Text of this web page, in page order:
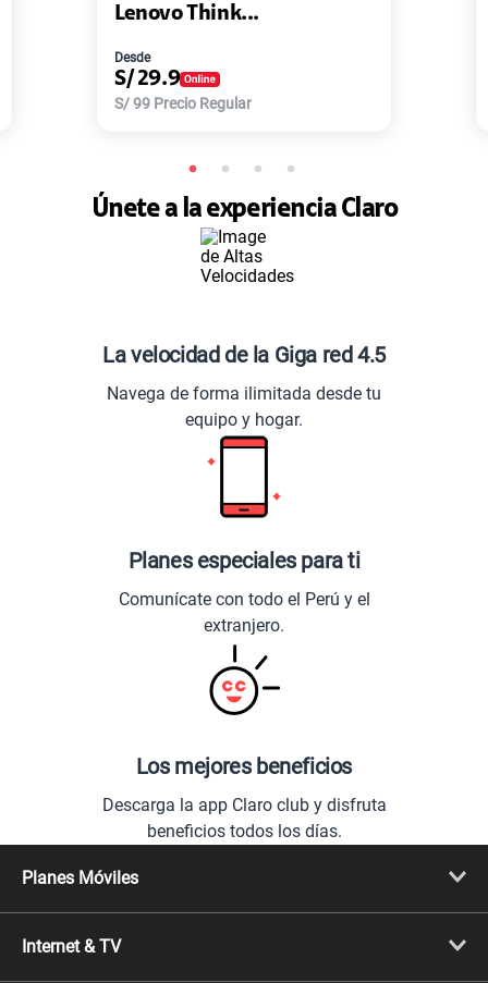
Lenovo Think...
Desde
S/ 29.9
S/99 Precio Regular
Únete a la experiencia Claro
La velocidad de la Giga red 4.5
Navega de forma ilimitada desde tu
equipo y hogar.
Planes especiales para ti
Comunícate con todo el Perú y el
extranjero.
Los mejores beneficios
Descarga la app Claro club y disfruta
beneficios todos los días.
Planes Móviles
Línea Nueva
Línea Adicional
Internet & TV